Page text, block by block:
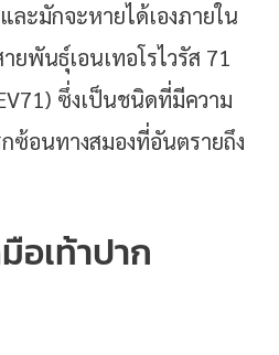
ละมักจะหายได้เองภายใน
ยพันธุ์เอนเทอโรไวรัส 71
ซึ่งเป็นชนิดที่มีความ
ซ้อนทางสมองที่อันตรายถึง
อเท้าปาก